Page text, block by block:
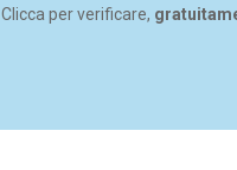
Clicca per verificare,